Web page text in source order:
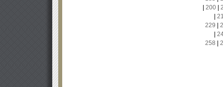
200|
229
258